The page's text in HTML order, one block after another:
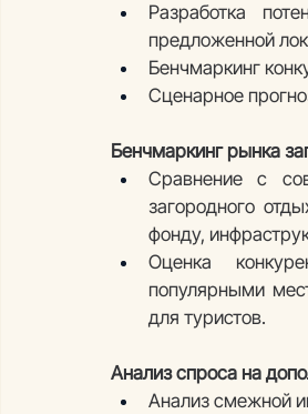
Разработка
предложенной
Бенчмаркинг
Сценарное
Бенчмаркинг рынка
Сравнение с
загородного
фонду,
Оценка
популярными
для туристов.
Анализ спроса на
Анализ смежной